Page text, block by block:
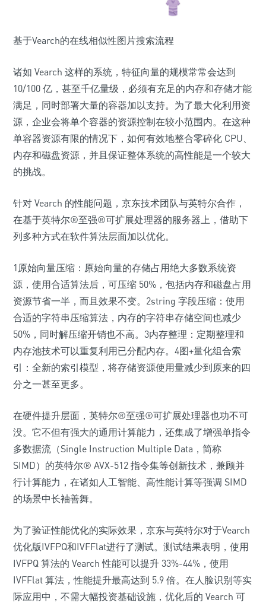
基于Vearch的在线相似性图片搜索流程
诸如 Vearch 这样的系统，特征向量的规模常常会达到
10/100 亿，甚至千亿量级，必须有充足的内存和存储才能
满足，同时部署大量的容器加以支持。为了最大化利用资
源，企业会将单个容器的资源控制在较小范围内。在这种
单容器资源有限的情况下，如何有效地整合零碎化 CPU、
内存和磁盘资源，并且保证整体系统的高性能是一个较大
的挑战。
针对 Vearch 的性能问题，京东技术团队与英特尔合作，
在基于英特尔®至强®可扩展处理器的服务器上，借助下
列多种方式在软件算法层面加以优化。
1原始向量压缩：原始向量的存储占用绝大多数系统资
源，使用合适算法后，可压缩 50%，包括内存和磁盘占用
资源节省一半，而且效果不变。2string 字段压缩：使用
合适的字符串压缩算法，内存的字符串存储空间也减少
50%，同时解压缩开销也不高。3内存整理：定期整理和
内存池技术可以重复利用已分配内存。4图+量化组合索
引：全新的索引模型，将存储资源使用量减少到原来的四
分之一甚至更多。
在硬件提升层面，英特尔®至强®可扩展处理器也功不可
没。它不但有强大的通用计算能力，还集成了增强单指令
多数据流（Single Instruction Multiple Data，简称
SIMD）的英特尔® AVX-512 指令集等创新技术，兼顾并
行计算能力，在诸如人工智能、高性能计算等强调 SIMD
的场景中长袖善舞。
为了验证性能优化的实际效果，京东与英特尔对于Vearch
优化版IVFPQ和IVFFlat进行了测试。测试结果表明，使用
IVFPQ 算法的 Vearch 性能可以提升 33%-44%，使用
IVFFlat 算法，性能提升最高达到 5.9 倍。在人脸识别等实
际应用中，不需大幅投资基础设施，优化后的 Vearch 可